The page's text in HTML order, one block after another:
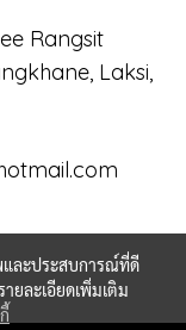
Rangsit
Laksi,
และประสบการณ์ที่ดี
ยละเอียดเพิ่มเติม